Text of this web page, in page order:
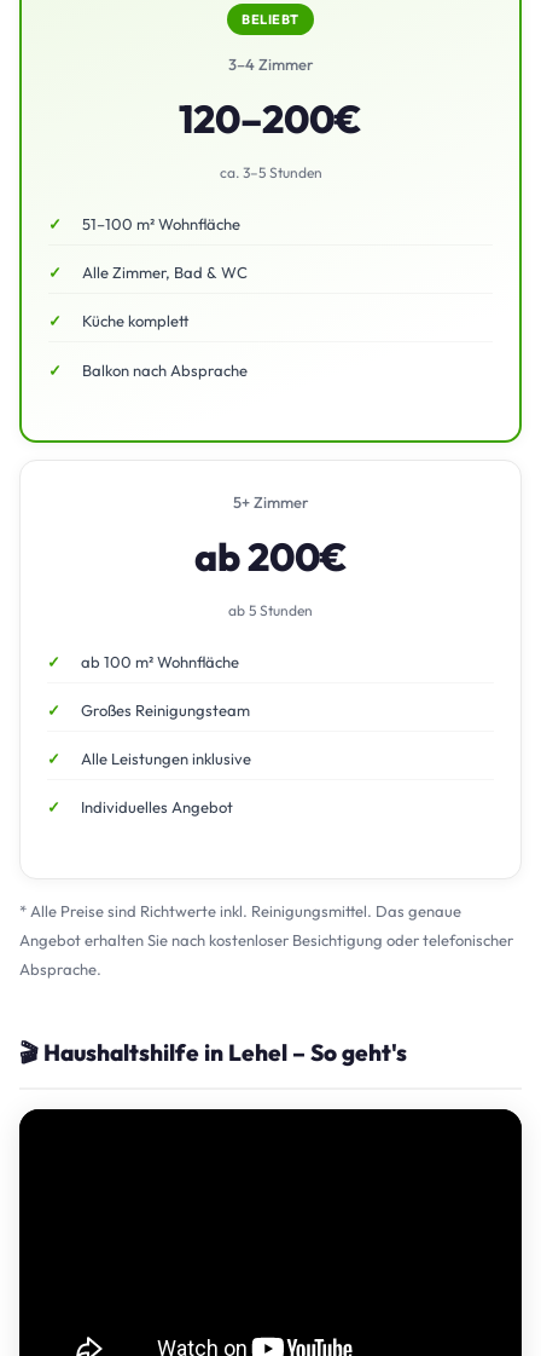
BELIEBT
3–4 Zimmer
120–200€
ca. 3–5 Stunden
51–100 m² Wohnfläche
Alle Zimmer, Bad & WC
Küche komplett
Balkon nach Absprache
5+ Zimmer
ab 200€
ab 5 Stunden
ab 100 m² Wohnfläche
Großes Reinigungsteam
Alle Leistungen inklusive
Individuelles Angebot
* Alle Preise sind Richtwerte inkl. Reinigungsmittel. Das genaue
Angebot erhalten Sie nach kostenloser Besichtigung oder telefonischer
Absprache.
🎬 Haushaltshilfe in Lehel – So geht's